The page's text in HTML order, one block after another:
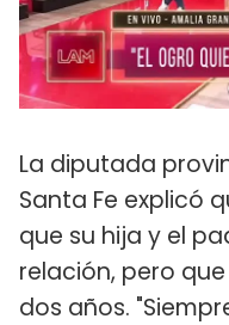
La diputada
Santa Fe explicó
que su hija y el
relación, pero
dos años.